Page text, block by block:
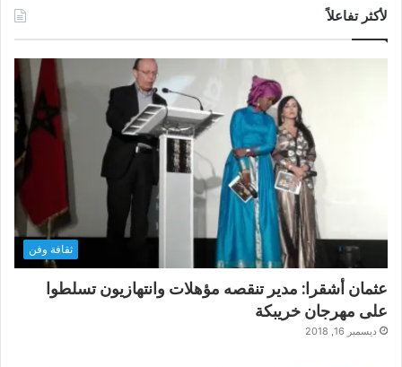
لأكثر تفاعلاً
ثقافة وفن
عثمان أشقرا: مدير تنقصه مؤهلات وانتهازيون تسلطوا
على مهرجان خريبكة
ديسمبر 16, 2018